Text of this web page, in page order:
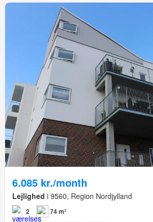
6.085 kr./month
Lejlighed i 9560, Region Nordjylland
2 74 m²